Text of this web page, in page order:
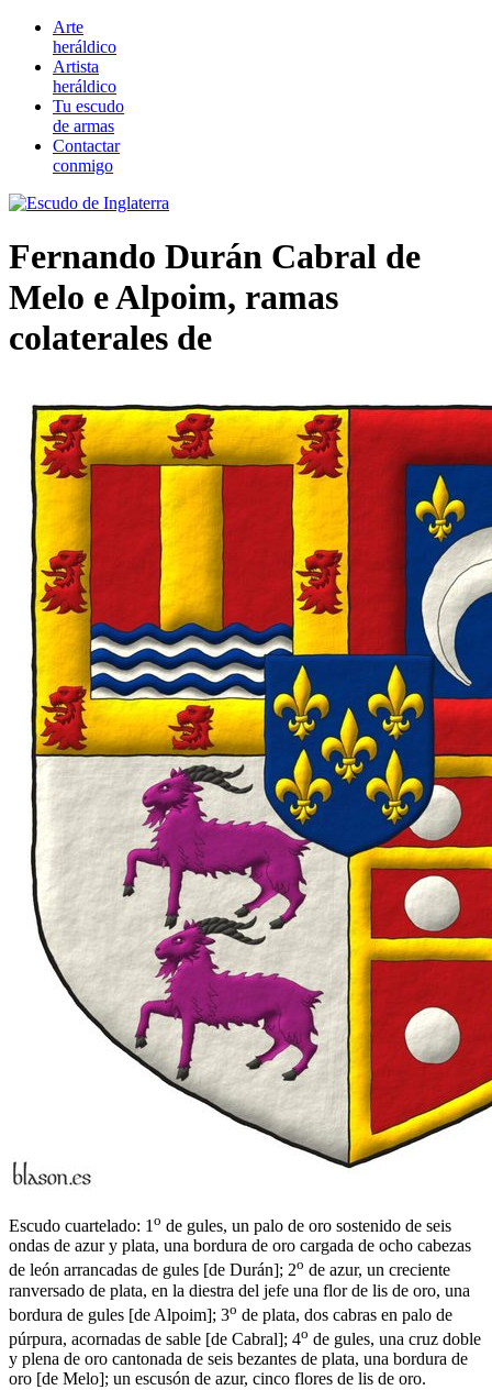
Arte
heráldico
Artista
heráldico
Tu escudo
de armas
Contactar
conmigo
Fernando Durán Cabral de
Melo e Alpoim, ramas
colaterales de
Escudo cuartelado: 1 o de gules, un palo de oro sostenido de seis
ondas de azur y plata, una bordura de oro cargada de ocho cabezas
de león arrancadas de gules [de Durán]; 2o de azur, un creciente
ranversado de plata, en la diestra del jefe una flor de lis de oro, una
bordura de gules [de Alpoim]; 3o de plata, dos cabras en palo de
púrpura, acornadas de sable [de Cabral]; 4o de gules, una cruz doble
y plena de oro cantonada de seis bezantes de plata, una bordura de
oro [de Melo]; un escusón de azur, cinco flores de lis de oro.